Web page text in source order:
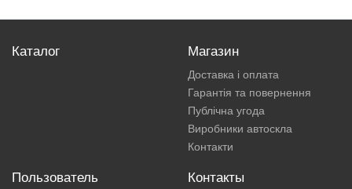
Каталог Магазин
Доставка і оплата
Гарантія та повернення
Публічна угода
Виробники автоскла
Контакти
Пользователь Контакты